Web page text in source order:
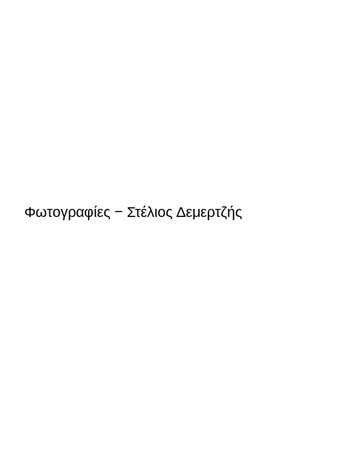
Φωτογραφίες – Στέλιος Δεμερτζής